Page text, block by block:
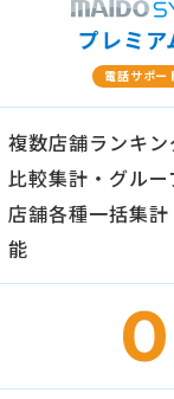
プレミア
電話サポー
複数店舗ランキ
比較集計・グル
店舗各種一括集
能
0